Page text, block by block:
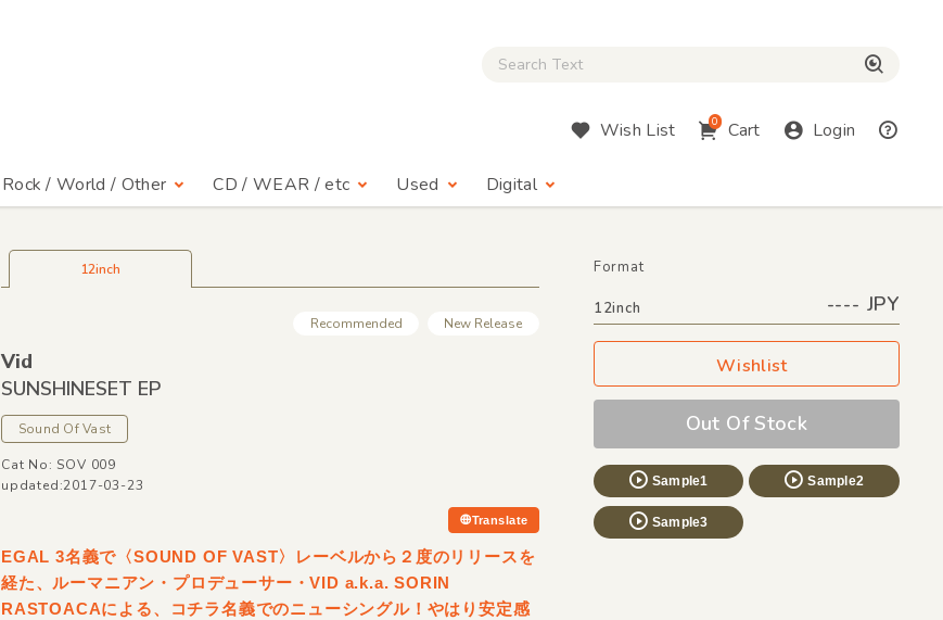
Close Search box
Wish List 0 Cart Login
Rock / World / Other CD / WEAR / etc Used Digital
12inch
Recommended New Release
Vid
SUNSHINESET EP
Sound Of Vast
Cat No: SOV 009
updated:2017-03-23
Translate
Format
12inch ---- JPY
Wishlist
Out Of Stock
Sample1 Sample2
Sample3
EGAL 3名義で〈SOUND OF VAST〉レーベルから２度のリリースを
経た、ルーマニアン・プロデューサー・VID a.k.a. SORIN
RASTOACAによる、コチラ名義でのニューシングル！やはり安定感